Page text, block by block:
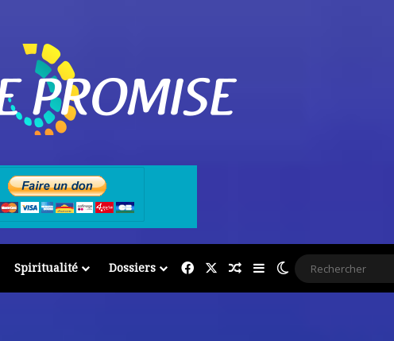
Spiritualité Dossiers FacebookArticle Aléatoire
Sidebar (barre latérale)
Switch skin